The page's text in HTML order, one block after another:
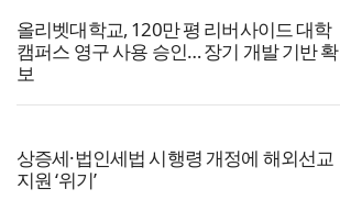
올리벳대학교, 120만 평 리버사이드 대학
캠퍼스 영구 사용 승인… 장기 개발 기반 확
보
상증세·법인세법 시행령 개정에 해외선교
지원 ‘위기’